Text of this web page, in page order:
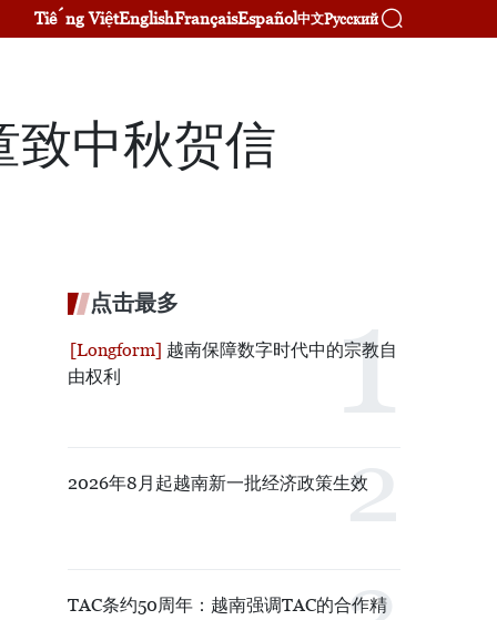
Tiếng ViệtEnglishFrançaisEspañol中文Русский
致中秋贺信
点击最多
越南保障数字时代中的宗教自
由权利
2026年8月起越南新一批经济政策生效
TAC条约50周年：越南强调TAC的合作精